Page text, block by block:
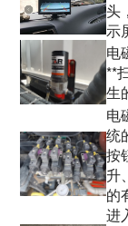
头
示
电
**
生
电
统
按
升
的
进